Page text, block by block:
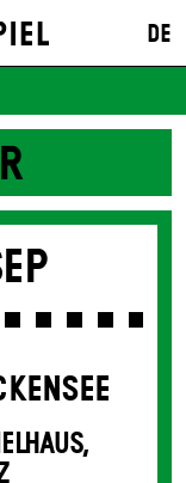
DE